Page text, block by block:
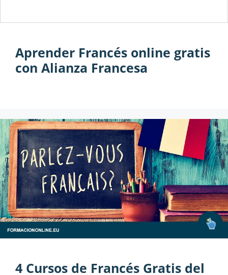
Aprender Francés online gratis
con Alianza Francesa
4 Cursos de Francés Gratis del